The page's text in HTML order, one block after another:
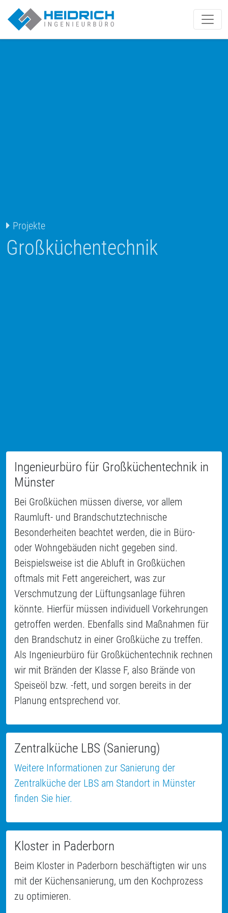
Münster | Heidrich IB GmbH
Projekte
Großküchentechnik
Ingenieurbüro für Großküchentechnik in
Münster
Bei Großküchen müssen diverse, vor allem
Raumluft- und Brandschutztechnische
Besonderheiten beachtet werden, die in Büro-
oder Wohngebäuden nicht gegeben sind.
Beispielsweise ist die Abluft in Großküchen
oftmals mit Fett angereichert, was zur
Verschmutzung der Lüftungsanlage führen
könnte. Hierfür müssen individuell Vorkehrungen
getroffen werden. Ebenfalls sind Maßnahmen für
den Brandschutz in einer Großküche zu treffen.
Als Ingenieurbüro für Großküchentechnik rechnen
wir mit Bränden der Klasse F, also Brände von
Speiseöl bzw. -fett, und sorgen bereits in der
Planung entsprechend vor.
Zentralküche LBS (Sanierung)
Weitere Informationen zur Sanierung der
Zentralküche der LBS am Standort in Münster
finden Sie hier.
Kloster in Paderborn
Beim Kloster in Paderborn beschäftigten wir uns
mit der Küchensanierung, um den Kochprozess
zu optimieren.